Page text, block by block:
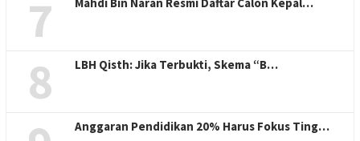
7
8 LBH Qisth: Jika Terbukti, Skema “B…
Anggaran Pendidikan 20% Harus Fokus Ting…